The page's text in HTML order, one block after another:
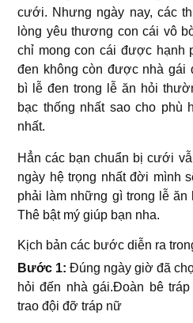
cưới. Nhưng ngày nay, các
lòng yêu thương con cái vô
chỉ mong con cái được hạnh
đen không còn được nhà gái
bì lễ đen trong lễ ăn hỏi
bạc thống nhất sao cho phù
nhất.
Hẳn các bạn chuẩn bị cưới
ngày hệ trọng nhất đời mình
phải làm những gì trong lễ
Thê bật mý giúp bạn nha.
Kịch bản các bước diễn ra
Bước 1: Đúng ngày giờ đã
hỏi đến nhà gái.Đoàn bê
trao đội đỡ tráp nữ